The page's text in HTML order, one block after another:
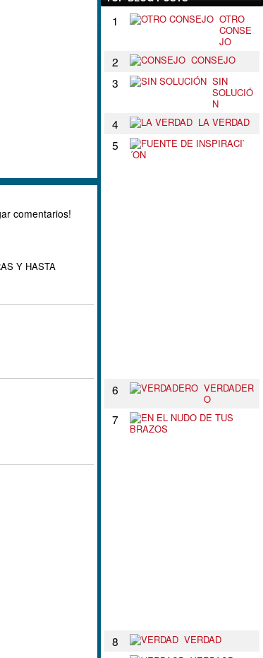
comentarios!
Y HASTA
1
OTRO
CONSE
JO
2 CONSEJO
3
SIN
SOLUCIÓ
N
4 LA VERDAD
5
6
VERDADER
O
7
8 VERDAD